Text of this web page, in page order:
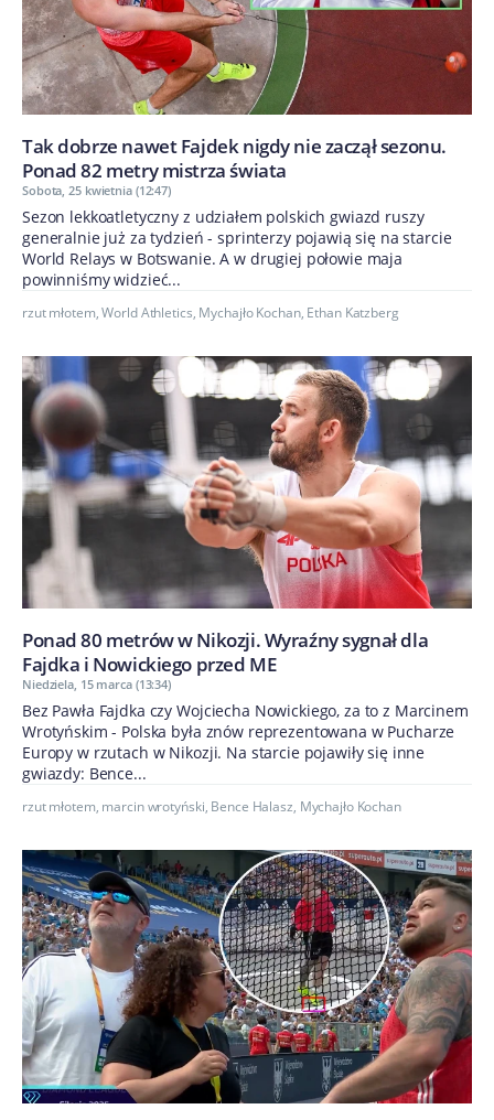
Tak dobrze nawet Fajdek nigdy nie zaczął sezonu.
Ponad 82 metry mistrza świata
Sobota, 25 kwietnia (12:47)
Sezon lekkoatletyczny z udziałem polskich gwiazd ruszy
generalnie już za tydzień - sprinterzy pojawią się na starcie
World Relays w Botswanie. A w drugiej połowie maja
powinniśmy widzieć...
rzut młotem,World Athletics, Mychajło Kochan, Ethan Katzberg
Ponad 80 metrów w Nikozji. Wyraźny sygnał dla
Fajdka i Nowickiego przed ME
Niedziela, 15 marca (13:34)
Bez Pawła Fajdka czy Wojciecha Nowickiego, za to z Marcinem
Wrotyńskim - Polska była znów reprezentowana w Pucharze
Europy w rzutach w Nikozji. Na starcie pojawiły się inne
gwiazdy: Bence...
rzut młotem, marcin wrotyński, Bence Halasz, Mychajło Kochan